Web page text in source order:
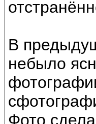
В
небыло
Фото